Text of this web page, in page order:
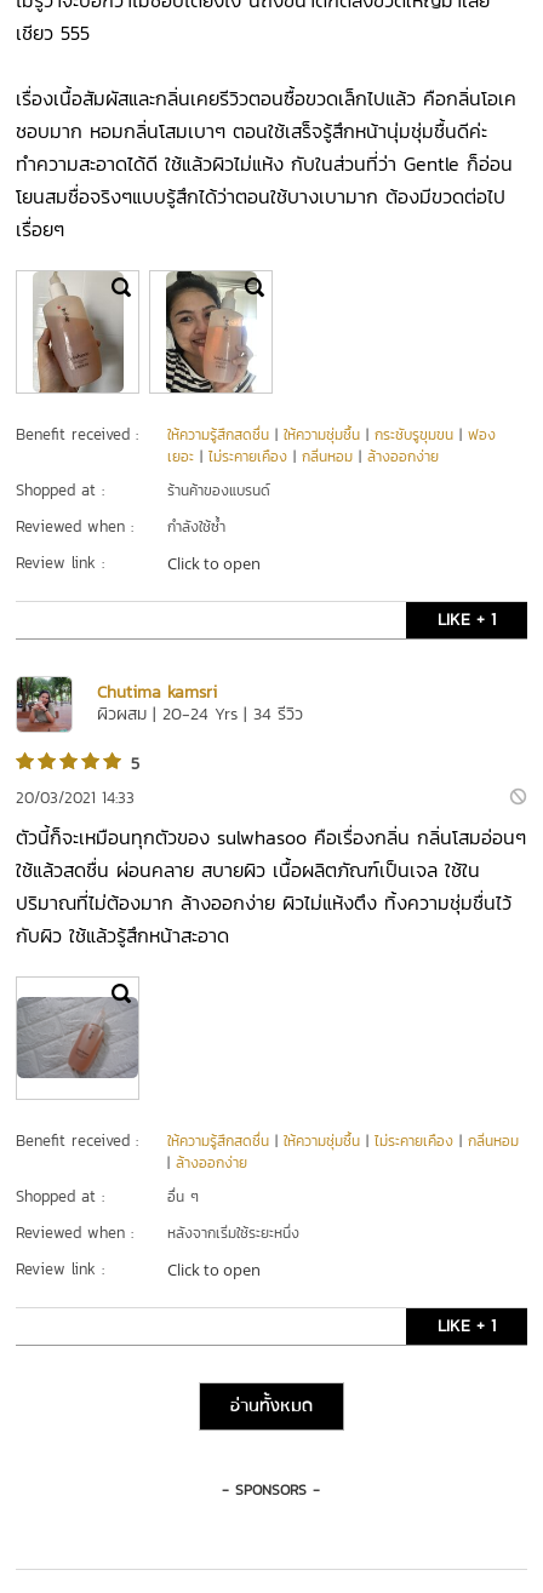
เชียว 555
เรื่องเนื้อสัมผัสและกลิ่นเคยรีวิวตอนซื้อขวดเล็กไปแล้ว คือกลิ่นโอเค
ชอบมาก หอมกลิ่นโสมเบาๆ ตอนใช้เสร็จรู้สึกหน้านุ่มชุ่มชื้นดีค่ะ
ทำความสะอาดได้ดี ใช้แล้วผิวไม่แห้ง กับในส่วนที่ว่า Gentle ก็อ่อน
โยนสมชื่อจริงๆแบบรู้สึกได้ว่าตอนใช้บางเบามาก ต้องมีขวดต่อไป
เรื่อยๆ
Benefit received : ให้ความรู้สึกสดชื่น |ให้ความชุ่มชื้น |กระชับรูขุมขน |ฟอง
เยอะ |ไม่ระคายเคือง |กลิ่นหอม |ล้างออกง่าย
Shopped at : ร้านค้าของแบรนด์
Reviewed when : กำลังใช้ซ้ำ
Review link : Click to open
LIKE + 1
Chutima kamsri
ผิวผสม | 20-24 Yrs | 34 รีวิว
5
20/03/2021 14:33
ตัวนี้ก็จะเหมือนทุกตัวของ sulwhasoo คือเรื่องกลิ่น กลิ่นโสมอ่อนๆ
ใช้แล้วสดชื่น ผ่อนคลาย สบายผิว เนื้อผลิตภัณฑ์เป็นเจล ใช้ใน
ปริมาณที่ไม่ต้องมาก ล้างออกง่าย ผิวไม่แห้งตึง ทิ้งความชุ่มชื่นไว้
กับผิว ใช้แล้วรู้สึกหน้าสะอาด
Benefit received : ให้ความรู้สึกสดชื่น |ให้ความชุ่มชื้น |ไม่ระคายเคือง |กลิ่นหอม
|ล้างออกง่าย
Shopped at : อื่น ๆ
Reviewed when : หลังจากเริ่มใช้ระยะหนึ่ง
Review link : Click to open
LIKE + 1
อ่านทั้งหมด
- SPONSORS -